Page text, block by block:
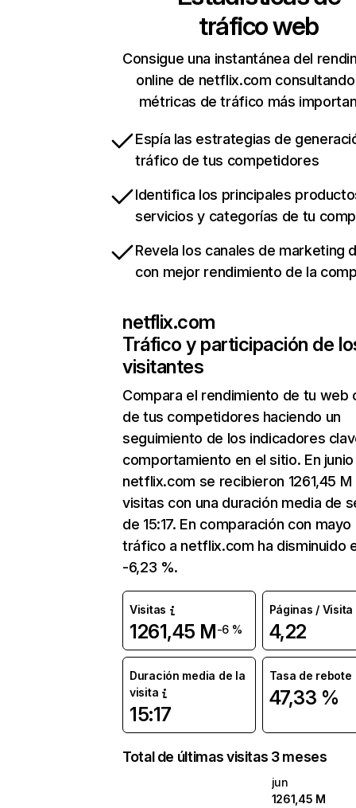
tráfico web
Consigue una instantánea del
online de netflix.com
métricas de tráfico más
Espía las estrategias de
tráfico de tus competidores
Identifica los principales
servicios y categorías de tu
Revela los canales de marketing
con mejor rendimiento de la
netflix.com
Tráfico y participación de
visitantes
Compara el rendimiento de tu web
de tus competidores haciendo un
seguimiento de los indicadores
comportamiento en el sitio. En junio
netflix.com se recibieron 1261,45 M
visitas con una duración media de
de 15:17. En comparación con mayo
tráfico a netflix.com ha disminuido
-6,23 %.
Visitas
1261,45 M-6 %
Páginas / Visita
4,22
Duración media de la
visita
15:17
Tasa de rebote
47,33 %
Total de últimas visitas 3 meses
jun
1261,45 M